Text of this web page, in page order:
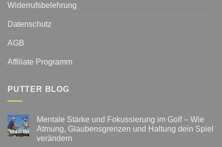
Widerrufsbelehrung
Datenschutz
AGB
Affiliate Programm
PUTTER BLOG
Mentale Stärke und Fokussierung im Golf – Wie
Atmung, Glaubensgrenzen und Haltung dein Spiel
verändern